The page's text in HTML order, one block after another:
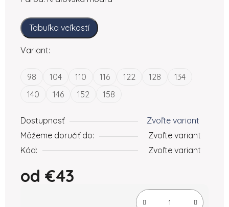
Tabuľka veľkostí
Variant:
98 104 110 116 122 128
134
140
146 152 158
Dostupnosť
Zvoľte variant
Môžeme doručiť do:
Zvoľte variant
Kód:
Zvoľte variant
od €43